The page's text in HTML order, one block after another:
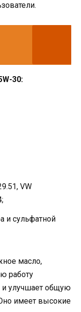
30:
VW
и сульфатной
масло,
работу
и улучшает общую
имеет высокие